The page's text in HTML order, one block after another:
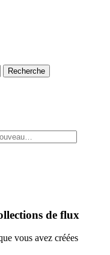
Recherche
de flux
vous avez créées